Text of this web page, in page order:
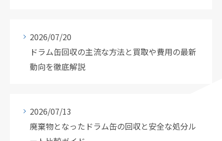
2026/07/20
ドラム缶回収の主流な方法と買取や費用の最新
動向を徹底解説
2026/07/13
廃棄物となったドラム缶の回収と安全な処分ル